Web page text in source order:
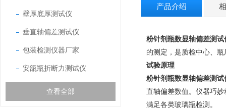
壁厚底厚测试仪
垂直轴偏差测试仪
包装检测仪器厂家
安瓿瓶折断力测试仪
查看全部
产品介绍
粉针剂瓶数显轴偏差测试
的测定，是质检中心、
试验原理
粉针剂瓶数显轴偏差测试
直轴偏差数值。仪器巧
满足各类玻璃瓶检测。